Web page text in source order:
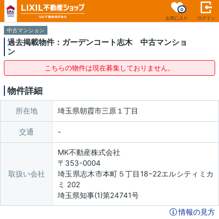
お気に入り
0
ログイン
中古マンション
過去掲載物件：ガーデンコート志木 中古マンショ
ン
こちらの物件は現在募集しておりません。
物件詳細
所在地 埼玉県朝霞市三原１丁目
交通
取扱い会社
MK不動産株式会社
〒353-0004
埼玉県志木市本町５丁目18−22エルシティミカ
ミ 202
埼玉県知事(1)第24741号
情報の見方